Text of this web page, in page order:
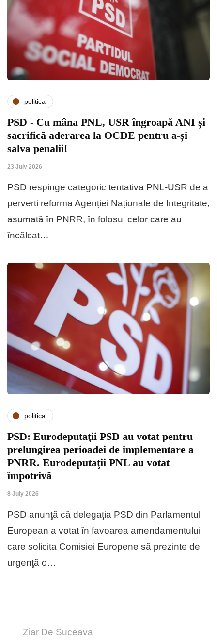
politica
PSD - Cu mâna PNL, USR îngroapă ANI și
sacrifică aderarea la OCDE pentru a-și
salva penalii!
23 July 2026
PSD respinge categoric tentativa PNL-USR de a
perverti reforma Agenției Naționale de Integritate,
asumată în PNRR, în folosul celor care au
încălcat…
politica
PSD: Eurodeputaţii PSD au votat pentru
prelungirea perioadei de implementare a
PNRR. Eurodeputaţii PNL au votat
împotrivă
8 July 2026
PSD anunţă că delegaţia PSD din Parlamentul
European a votat în favoarea amendamentului
care solicita Comisiei Europene să prezinte de
urgenţă o…
Ziar De Suceava